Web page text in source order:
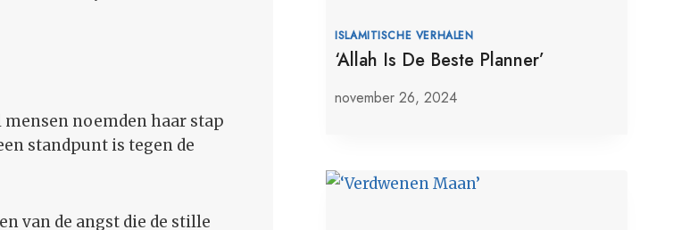
mensen noemden haar stap
standpunt is tegen de
van de angst die de stille
ISLAMITISCHE VERHALEN
‘Allah Is De Beste Planner’
november 26, 2024